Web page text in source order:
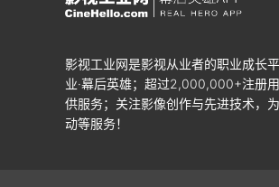
影视工业网是影视从业者的职业成长
业·幕后英雄；超过2,000,000+注册
供服务；关注影像创作与先进技术，
动等服务！